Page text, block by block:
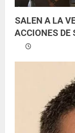
SALEN A LA
ACCIONES DE